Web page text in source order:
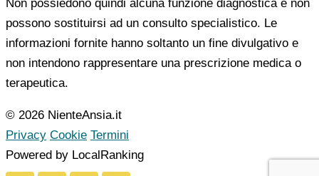
Non possiedono quindi alcuna funzione diagnostica e non
possono sostituirsi ad un consulto specialistico. Le
informazioni fornite hanno soltanto un fine divulgativo e
non intendono rappresentare una prescrizione medica o
terapeutica.
© 2026 NienteAnsia.it
Privacy Cookie Termini
Powered by LocalRanking